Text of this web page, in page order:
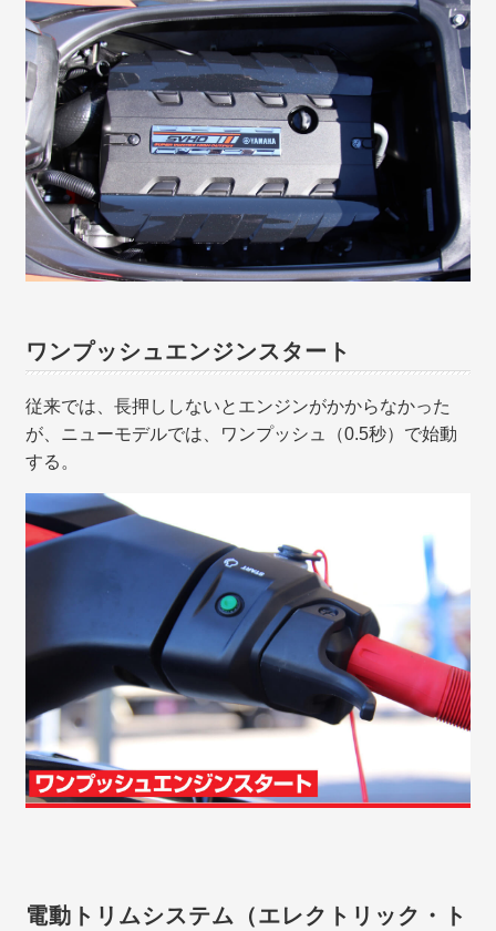
ワンプッシュエンジンスタート
従来では、長押ししないとエンジンがかからなかった
が、ニューモデルでは、ワンプッシュ（0.5秒）で始動
する。
電動トリムシステム（エレクトリック・ト